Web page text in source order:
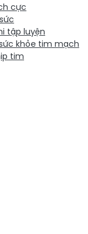
cực
tập luyện
khỏe tim mạch
tim